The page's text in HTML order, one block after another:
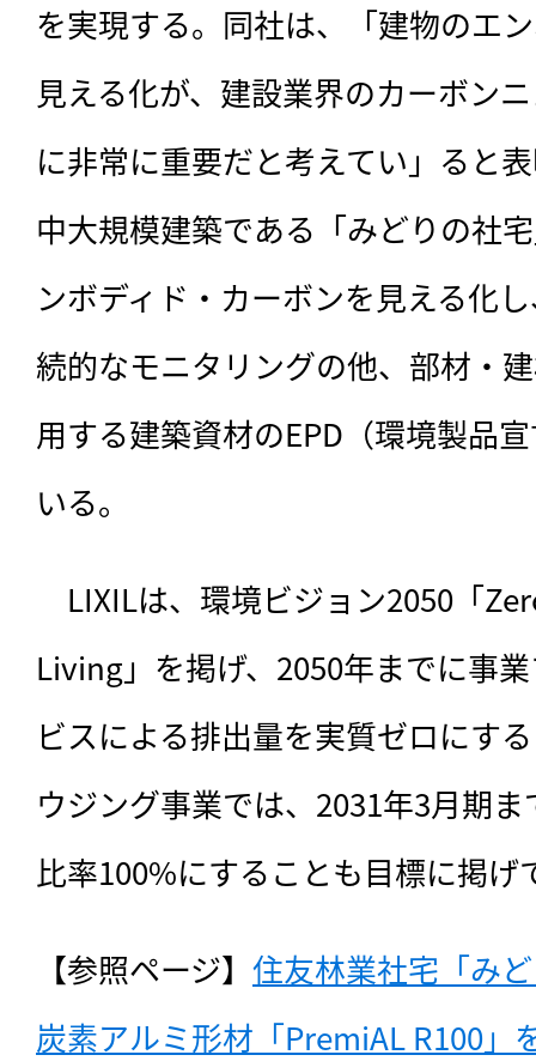
を実現する。同社は、「建物のエ
見える化が、建設業界のカーボン
に非常に重要だと考えてい」ると
中大規模建築である「みどりの社
ンボディド・カーボンを見える化
続的なモニタリングの他、部材・
用する建築資材のEPD（環境製品
いる。
LIXILは、環境ビジョン2050「
Living」を掲げ、2050年までに事
ビスによる排出量を実質ゼロにす
ウジング事業では、2031年3月期
比率100%にすることも目標に掲げ
【参照ページ】 住友林業社宅「み
炭素アルミ形材「PremiAL R100」